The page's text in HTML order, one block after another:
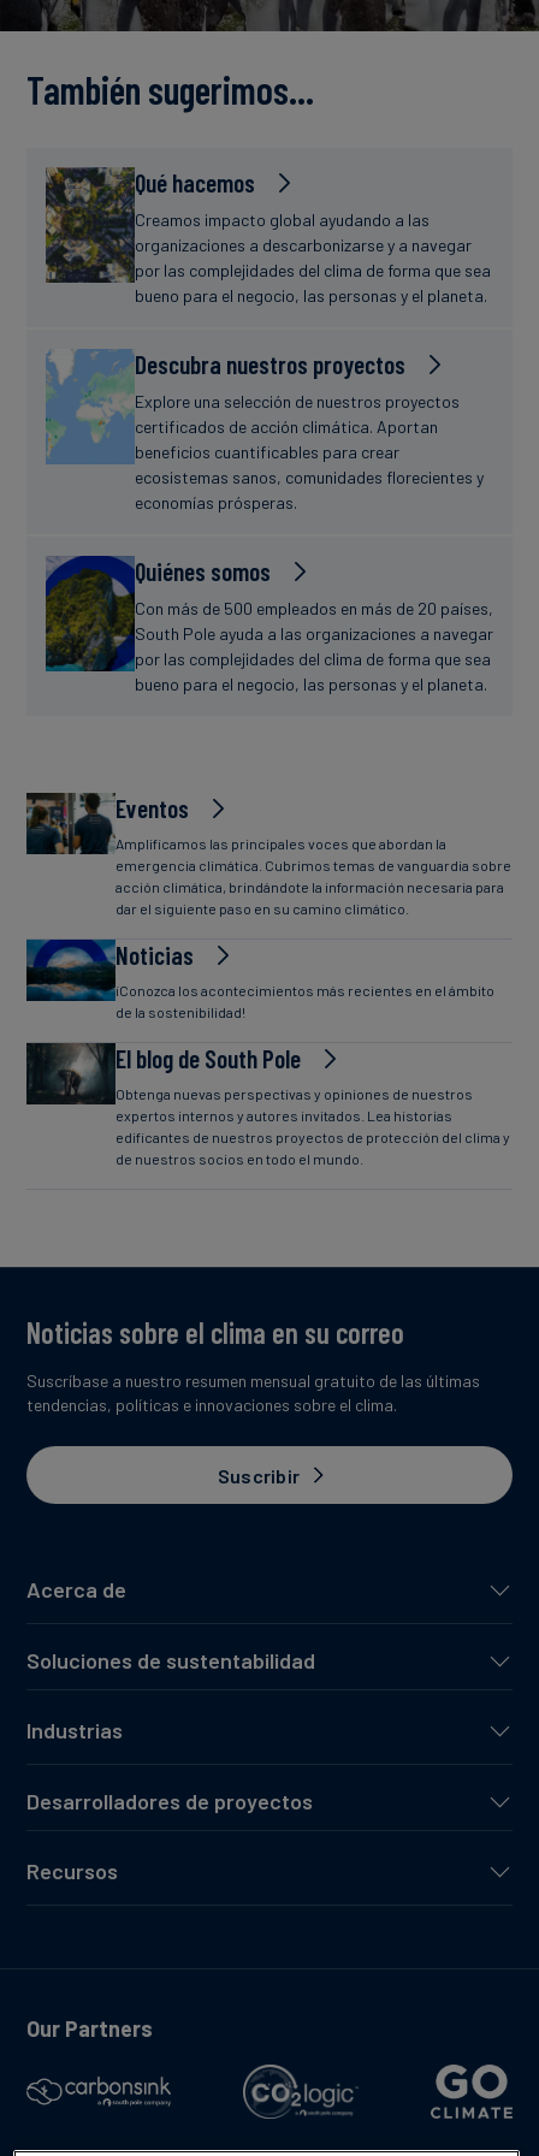
Finanzas
estudio
Noticias
También sugerimos…
Qué hacemos
Creamos impacto global ayudando a las
organizaciones a descarbonizarse y a navegar
por las complejidades del clima de forma que sea
bueno para el negocio, las personas y el planeta.
Descubra nuestros proyectos
Explore una selección de nuestros proyectos
certificados de acción climática. Aportan
beneficios cuantificables para crear
ecosistemas sanos, comunidades florecientes y
economías prósperas.
Quiénes somos
Con más de 500 empleados en más de 20 países,
South Pole ayuda a las organizaciones a navegar
por las complejidades del clima de forma que sea
bueno para el negocio, las personas y el planeta.
Eventos
Amplificamos las principales voces que abordan la
emergencia climática. Cubrimos temas de vanguardia sobre
acción climática, brindándote la información necesaria para
dar el siguiente paso en su camino climático.
Noticias
¡Conozca los acontecimientos más recientes en el ámbito
de la sostenibilidad!
El blog de South Pole
Obtenga nuevas perspectivas y opiniones de nuestros
expertos internos y autores invitados. Lea historias
edificantes de nuestros proyectos de protección del clima y
de nuestros socios en todo el mundo.
Acerca de
Soluciones de sustentabilidad
Industrias
Desarrolladores de proyectos
Recursos
Noticias sobre el clima en su correo
Suscríbase a nuestro resumen mensual gratuito de las últimas
tendencias, políticas e innovaciones sobre el clima.
Suscribir
Our Partners